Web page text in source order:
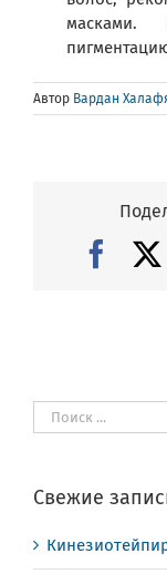
масками.
Автор Вардан
Результат
поиска:
Свежие